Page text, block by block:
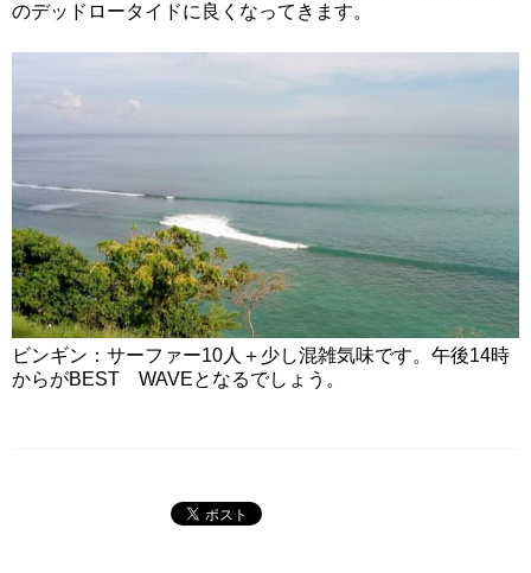
のデッドロータイドに良くなってきます。
ビンギン：サーファー10人＋少し混雑気味です。午後14時
からがBEST WAVEとなるでしょう。